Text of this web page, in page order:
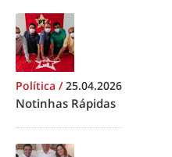
Política /25.04.2026
Notinhas Rápidas